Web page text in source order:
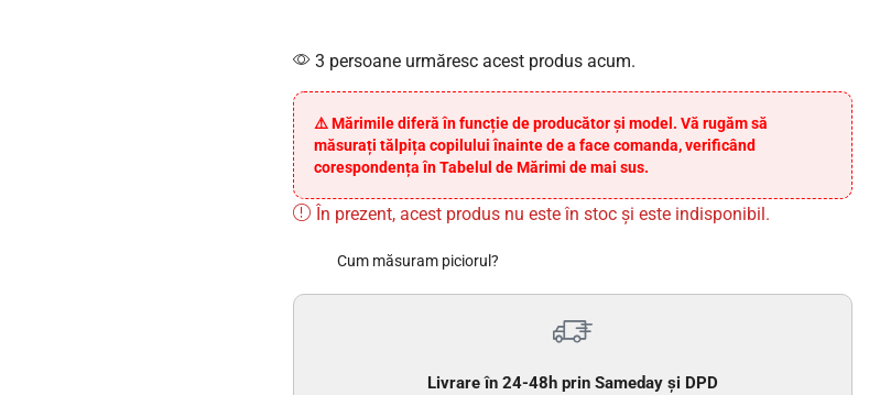
3 persoane urmăresc acest produs acum.
⚠️ Mărimile diferă în funcție de producător și model. Vă rugăm să
măsurați tălpița copilului înainte de a face comanda, verificând
corespondența în Tabelul de Mărimi de mai sus.
În prezent, acest produs nu este în stoc și este indisponibil.
Cum măsuram piciorul?
Livrare în 24-48h prin Sameday și DPD